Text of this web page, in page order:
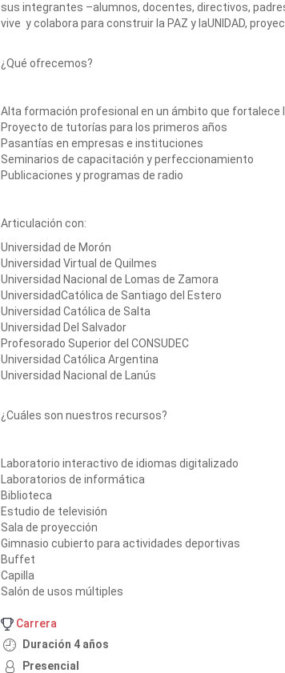
sus integrantes –alumnos, docentes, directivos,
vive y colabora para construir la PAZ y laUNIDAD,
¿Qué ofrecemos?
Alta formación profesional en un ámbito que fortalece
Proyecto de tutorías para los primeros años
Pasantías en empresas e instituciones
Seminarios de capacitación y perfeccionamiento
Publicaciones y programas de radio
Articulación con:
Universidad de Morón
Universidad Virtual de Quilmes
Universidad Nacional de Lomas de Zamora
UniversidadCatólica de Santiago del Estero
Universidad Católica de Salta
Universidad Del Salvador
Profesorado Superior del CONSUDEC
Universidad Católica Argentina
Universidad Nacional de Lanús
¿Cuáles son nuestros recursos?
Laboratorio interactivo de idiomas digitalizado
Laboratorios de informática
Biblioteca
Estudio de televisión
Sala de proyección
Gimnasio cubierto para actividades deportivas
Buffet
Capilla
Salón de usos múltiples
Carrera
Duración 4 años
Presencial